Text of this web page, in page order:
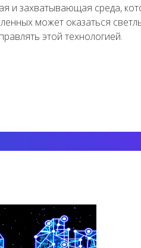
и захватывающая среда,
может оказаться
этой технологией.